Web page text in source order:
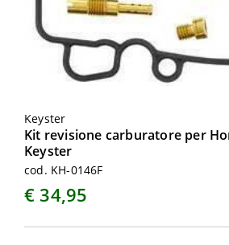
Keyster
Kit revisione carburatore per
Keyster
cod. KH-0146F
€ 34,95